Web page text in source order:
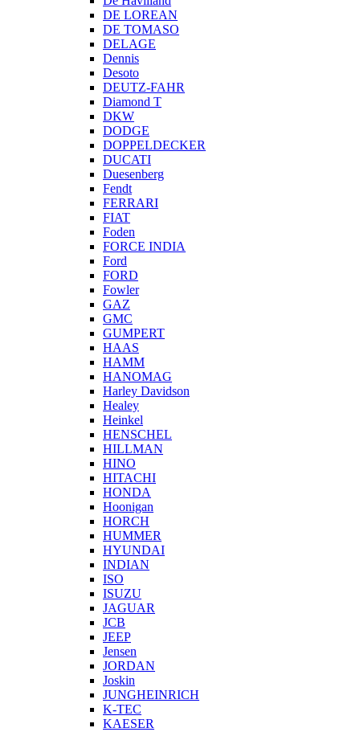
DE LOREAN
DE TOMASO
DELAGE
Dennis
Desoto
DEUTZ-FAHR
Diamond T
DKW
DODGE
DOPPELDECKER
DUCATI
Duesenberg
Fendt
FERRARI
FIAT
Foden
FORCE INDIA
Ford
FORD
Fowler
GAZ
GMC
GUMPERT
HAAS
HAMM
HANOMAG
Harley Davidson
Healey
Heinkel
HENSCHEL
HILLMAN
HINO
HITACHI
HONDA
Hoonigan
HORCH
HUMMER
HYUNDAI
INDIAN
ISO
ISUZU
JAGUAR
JCB
JEEP
Jensen
JORDAN
Joskin
JUNGHEINRICH
K-TEC
KAESER